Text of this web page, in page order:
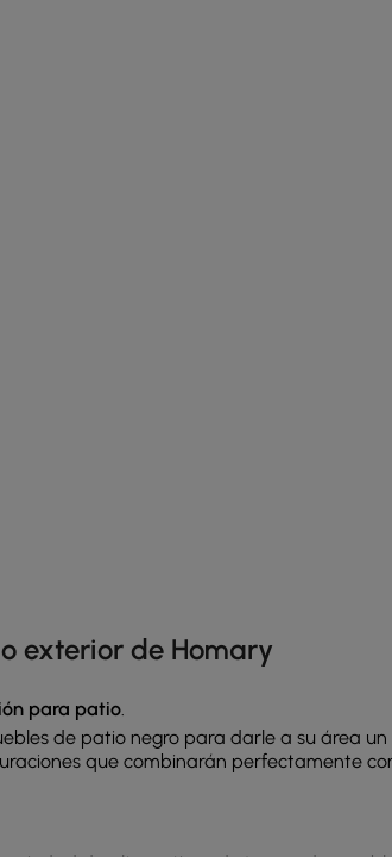
exterior de Homary
para patio.
de patio negro para darle a su área
que combinarán perfectamente